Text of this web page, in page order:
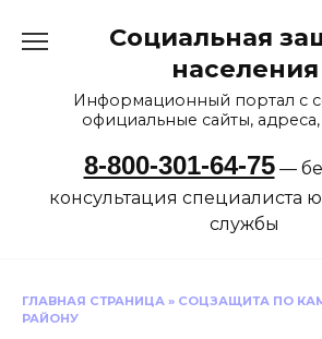
Социальная
населения
Информационный портал с
официальные сайты,
8-800-301-64-75—
консультация специалиста
службы
ГЛАВНАЯ СТРАНИЦА » СОЦЗАЩИТА ПО
РАЙОНУ